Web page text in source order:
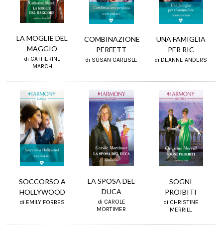
LA MOGLIE DEL
MAGGIO
di CATHERINE
MARCH
COMBINAZIONE
PERFETT
di SUSAN CARLISLE
UNA FAMIGLIA
PER RIC
di DEANNE ANDERS
SOCCORSO A
HOLLYWOOD
di EMILY FORBES
LA SPOSA DEL
DUCA
di CAROLE
MORTIMER
SOGNI
PROIBITI
di CHRISTINE
MERRILL